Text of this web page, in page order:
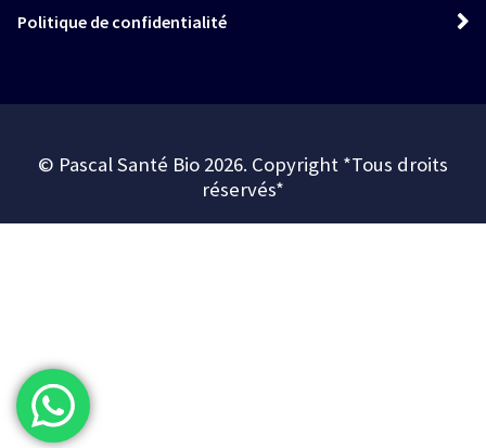
Politique de confidentialité
© Pascal Santé Bio 2026. Copyright *Tous droits
réservés*